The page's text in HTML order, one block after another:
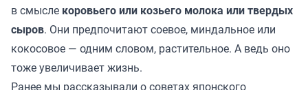
в смысле коровьего или козьего молока или твердых
сыров. Они предпочитают соевое, миндальное или
кокосовое — одним словом, растительное. А ведь оно
тоже увеличивает жизнь.
Ранее мы рассказывали о советах японского